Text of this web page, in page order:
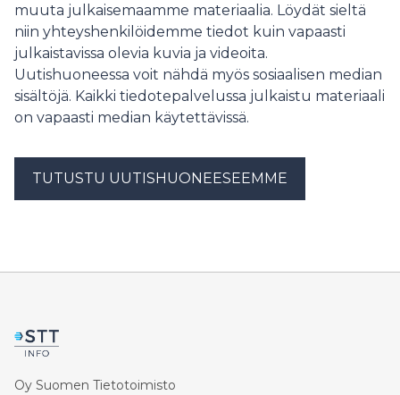
avata asiakkaille keväällä 2028. Moisiolammentien
jäteasema poistuu käytöstä siinä yhteydessä, kun uusi
asema avautuu käyttöön. Tontin vuokrahinta on 15 319,
20 euroa vuodessa. Lisätietoa: tonttipäällikkö
muuta julkaisemaamme materiaalia. Löydät sieltä
niin yhteyshenkilöidemme tiedot kuin vapaasti
julkaistavissa olevia kuvia ja videoita.
Uutishuoneessa voit nähdä myös sosiaalisen median
sisältöjä. Kaikki tiedotepalvelussa julkaistu materiaali
on vapaasti median käytettävissä.
TUTUSTU UUTISHUONEESEEMME
Oy Suomen Tietotoimisto